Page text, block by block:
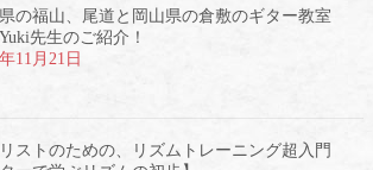
の福山、尾道と岡山県の倉敷のギター教室
先生のご紹介！
11月21日
ストのための、リズムトレーニング超入門